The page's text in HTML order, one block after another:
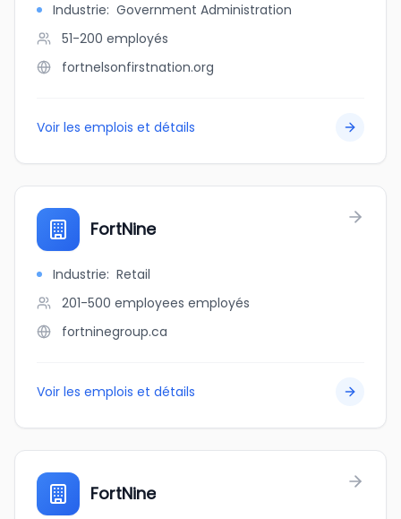
Industrie: Government Administration
51-200 employés
fortnelsonfirstnation.org
Voir les emplois et détails
FortNine
Industrie: Retail
201-500 employees employés
fortninegroup.ca
Voir les emplois et détails
FortNine